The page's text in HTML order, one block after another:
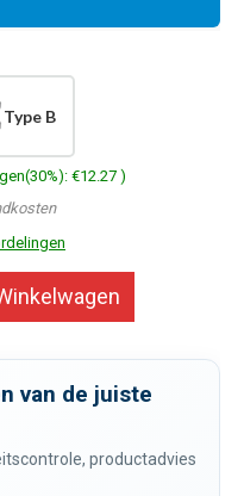
Type B
€12.27 )
van de juiste
productadvies